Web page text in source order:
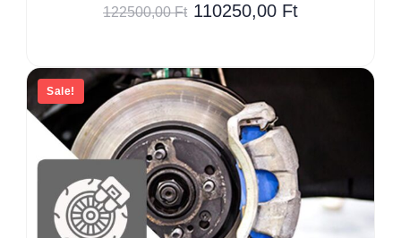
122500,00Ft 110250,00 Ft
Sale!